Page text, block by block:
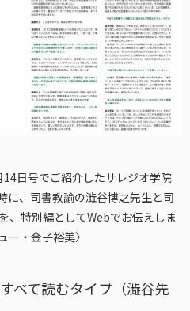
日号でご紹介したサレジオ学院
に、司書教諭の澁谷博之先生と司
、特別編としてWebでお伝えしま
ー・金子裕美〉
べて読むタイプ（澁谷先